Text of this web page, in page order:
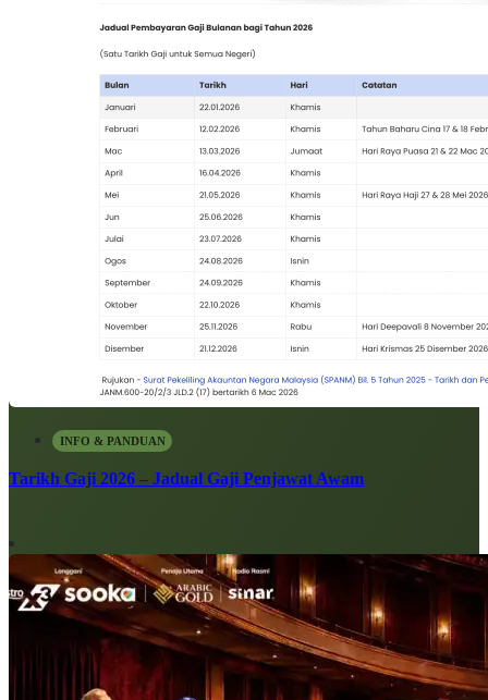
INFO & PANDUAN
Tarikh Gaji 2026 – Jadual Gaji Penjawat Awam